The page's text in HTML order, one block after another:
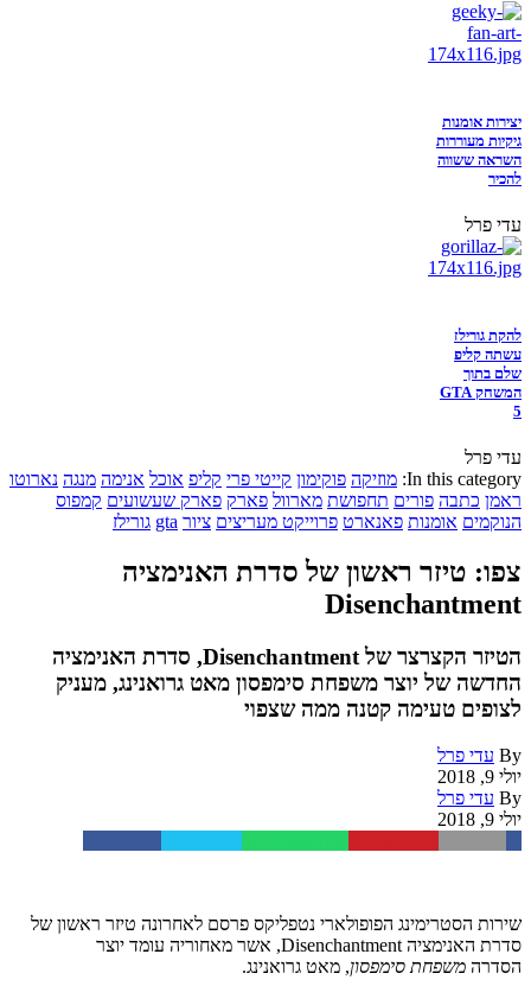
יצירות אומנות
גיקיות מעוררות
השראה ששווה
להכיר
עדי פרל
להקת גורילז
עשתה קליפ
שלם בתוך
המשחק GTA
5
עדי פרל
In this category: מוזיקה פוקימון קייטי פרי קליפ אוכל אנימה מנגה נארוטו
ראמן כתבה פורים תחפושת מארוול פארק פארק שעשועים קמפוס
הנוקמים אומנות פאנארט פרוייקט מעריצים ציור gta גורילז
צפו: טיזר ראשון של סדרת האנימציה
Disenchantment
הטיזר הקצרצר של Disenchantment, סדרת האנימציה
החדשה של יוצר משפחת סימפסון מאט גרואנינג, מעניק
לצופים טעימה קטנה ממה שצפוי
By עדי פרל
יולי 9, 2018
By עדי פרל
יולי 9, 2018
שירות הסטרימינג הפופולארי נטפליקס פרסם לאחרונה טיזר ראשון של
סדרת האנימציה Disenchantment, אשר מאחוריה עומד יוצר
הסדרה משפחת סימפסון, מאט גרואנינג.